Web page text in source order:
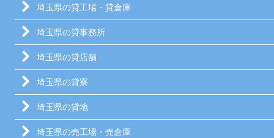
埼玉県の貸工場・貸倉庫
埼玉県の貸事務所
埼玉県の貸店舗
埼玉県の貸寮
埼玉県の貸地
埼玉県の売工場・売倉庫